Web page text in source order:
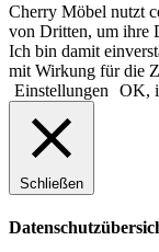
Cherry Möbel nutzt
von Dritten, um ihre
Ich bin damit
mit Wirkung für die
Einstellungen
OK,
Schließen